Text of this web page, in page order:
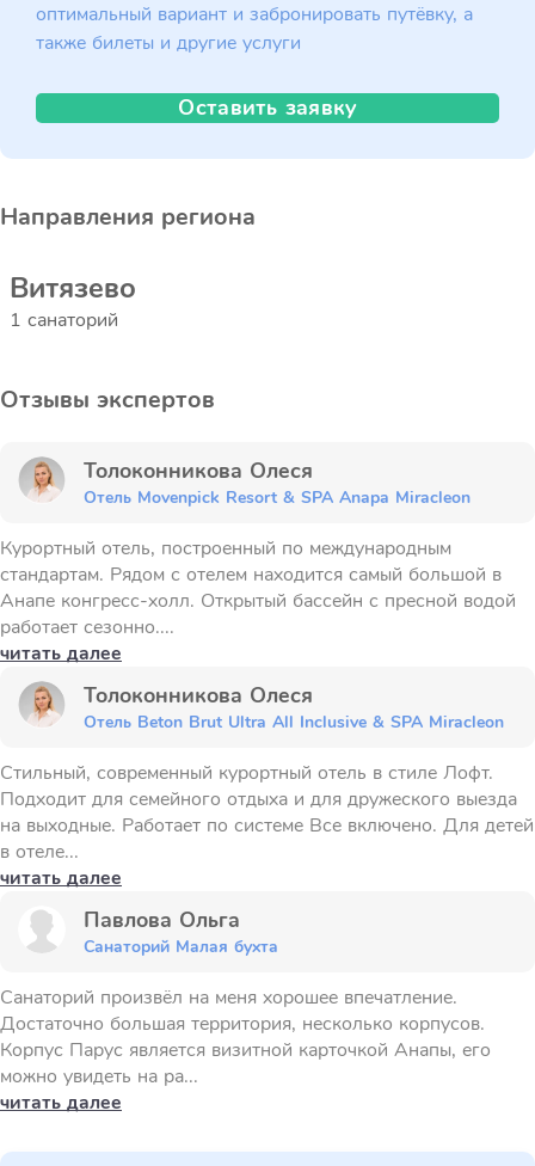
оптимальный вариант и забронировать путёвку, а
также билеты и другие услуги
Оставить заявку
Направления региона
Витязево
1 санаторий
Отзывы экспертов
Толоконникова Олеся
Отель Movenpick Resort & SPA Anapa Miracleon
Курортный отель, построенный по международным
стандартам. Рядом с отелем находится самый большой в
Анапе конгресс-холл. Открытый бассейн с пресной водой
работает сезонно....
читать далее
Толоконникова Олеся
Отель Beton Brut Ultra All Inclusive & SPA Miracleon
Стильный, современный курортный отель в стиле Лофт.
Подходит для семейного отдыха и для дружеского выезда
на выходные. Работает по системе Все включено. Для детей
в отеле...
читать далее
Павлова Ольга
Санаторий Малая бухта
Санаторий произвёл на меня хорошее впечатление.
Достаточно большая территория, несколько корпусов.
Корпус Парус является визитной карточкой Анапы, его
можно увидеть на ра...
читать далее